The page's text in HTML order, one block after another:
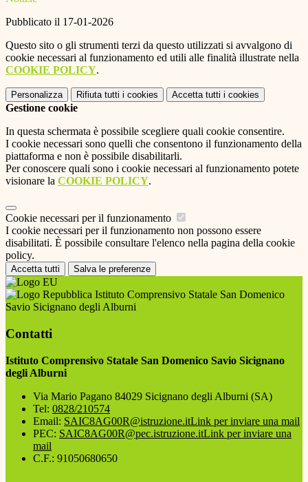
Pubblicato il 17-01-2026
Questo sito o gli strumenti terzi da questo utilizzati si avvalgono di
cookie necessari al funzionamento ed utili alle finalità illustrate nella
COOKIE POLICY.
Personalizza Rifiuta tutti i cookies Accetta tutti i cookies
Gestione cookie
In questa schermata è possibile scegliere quali cookie consentire.
I cookie necessari sono quelli che consentono il funzionamento della
piattaforma e non è possibile disabilitarli.
Per conoscere quali sono i cookie necessari al funzionamento potete
visionare la COOKIE POLICY.
Cookie necessari per il funzionamento
I cookie necessari per il funzionamento non possono essere
disabilitati. È possibile consultare l'elenco nella pagina della cookie
policy.
Accetta tutti Salva le preferenze
Istituto Comprensivo Statale San Domenico
Savio Sicignano degli Alburni
Contatti
Istituto Comprensivo Statale San Domenico Savio Sicignano
degli Alburni
Via Mario Pagano 84029 Sicignano degli Alburni (SA)
Tel: 0828/210574
Email: SAIC8AG00R@istruzione.itLink per inviare una mail
PEC: SAIC8AG00R@pec.istruzione.itLink per inviare una
mail
C.F.: 91050680650